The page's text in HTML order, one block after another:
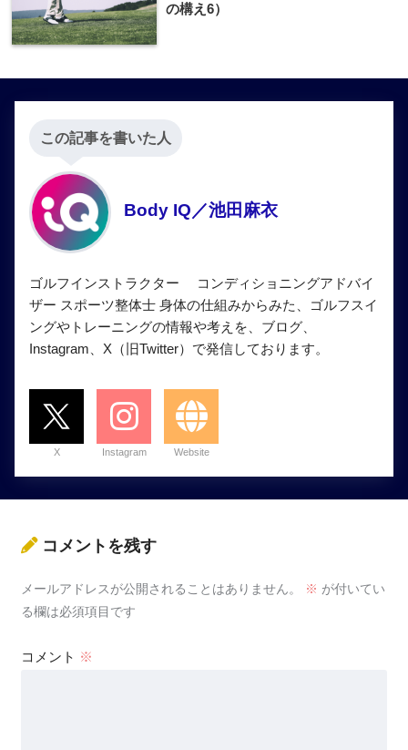
の構え6）
この記事を書いた人
Body IQ／池田麻衣
ゴルフインストラクター コンディショニングアドバイ
ザー スポーツ整体士 身体の仕組みからみた、ゴルフスイ
ングやトレーニングの情報や考えを、ブログ、
Instagram、X（旧Twitter）で発信しております。
X Instagram Website
コメントを残す
メールアドレスが公開されることはありません。 ※ が付いてい
る欄は必須項目です
コメント ※